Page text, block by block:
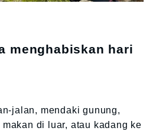
menghabiskan hari
jalan, mendaki gunung,
di luar, atau kadang ke